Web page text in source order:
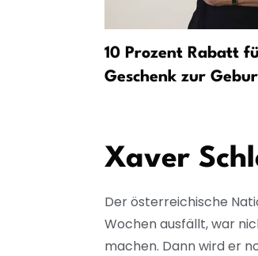
10 Prozent Rabatt
Geschenk zur
Xaver
Der österreichische
Wochen ausfällt, war
machen. Dann wird er